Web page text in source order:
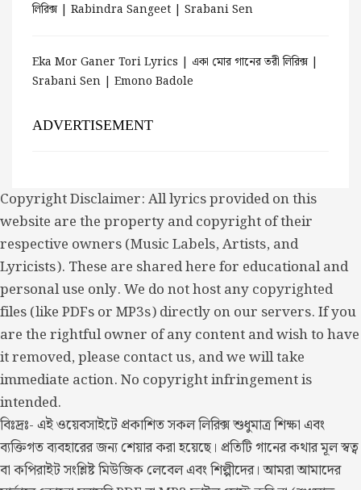
লিরিক্স | Rabindra Sangeet | Srabani Sen
Eka Mor Ganer Tori Lyrics | একা মোর গানের তরী লিরিক্স |
Srabani Sen | Emono Badole
ADVERTISEMENT
Copyright Disclaimer: All lyrics provided on this
website are the property and copyright of their
respective owners (Music Labels, Artists, and
Lyricists). These are shared here for educational and
personal use only. We do not host any copyrighted
files (like PDFs or MP3s) directly on our servers. If you
are the rightful owner of any content and wish to have
it removed, please contact us, and we will take
immediate action. No copyright infringement is
intended.
বিঃদ্রঃ- এই ওয়েবসাইটে প্রকাশিত সকল লিরিক্স শুধুমাত্র শিক্ষা এবং
ব্যক্তিগত ব্যবহারের জন্য শেয়ার করা হয়েছে। প্রতিটি গানের কথার মূল স্বত্ব
বা কপিরাইট সংশ্লিষ্ট মিউজিক লেবেল এবং শিল্পীদের। আমরা আমাদের